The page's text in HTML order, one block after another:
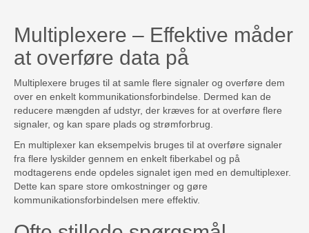
Multiplexere – Effektive måder
at overføre data på
Multiplexere bruges til at samle flere signaler og overføre dem
over en enkelt kommunikationsforbindelse. Dermed kan de
reducere mængden af ​​udstyr, der kræves for at overføre flere
signaler, og kan spare plads og strømforbrug.
En multiplexer kan eksempelvis bruges til at overføre signaler
fra flere lyskilder gennem en enkelt fiberkabel og på
modtagerens ende opdeles signalet igen med en demultiplexer.
Dette kan spare store omkostninger og gøre
kommunikationsforbindelsen mere effektiv.